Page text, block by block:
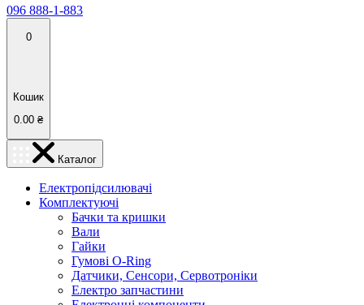
096 888-1-883
0
Кошик
0.00 ₴
Каталог
Електропідсилювачі
Комплектуючі
Бачки та кришки
Вали
Гайки
Гумові O-Ring
Датчики, Сенсори, Сервотроніки
Електро запчастини